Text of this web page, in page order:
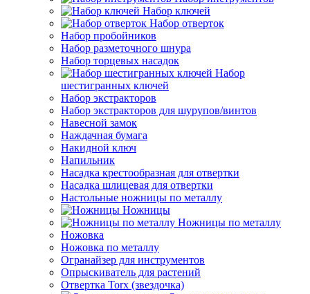
Набор ключей
Набор отверток
Набор пробойников
Набор разметочного шнура
Набор торцевых насадок
Набор
шестигранных ключей
Набор экстракторов
Набор экстракторов для шурупов/винтов
Навесной замок
Наждачная бумага
Накидной ключ
Напильник
Насадка крестообразная для отвертки
Насадка шлицевая для отвертки
Настольные ножницы по металлу
Ножницы
Ножницы по металлу
Ножовка
Ножовка по металлу
Огранайзер для инструментов
Опрыскиватель для растений
Отвертка Torx (звездочка)